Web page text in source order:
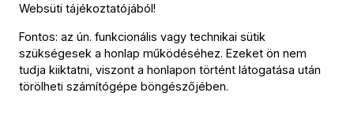
Közlemény
Websüti tájékoztatójából!
Fontos: az ún. funkcionális vagy technikai sütik
szükségesek a honlap működéséhez. Ezeket ön nem
tudja kiiktatni, viszont a honlapon történt látogatása után
törölheti számítógépe böngészőjében.